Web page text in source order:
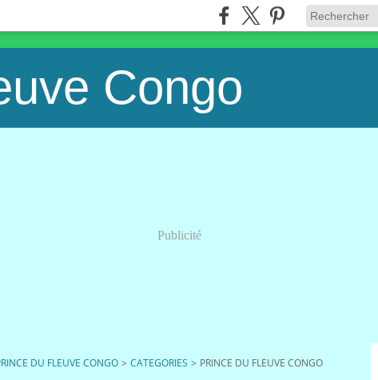
Congo
Publicité
DU FLEUVE CONGO > CATEGORIES > PRINCE DU FLEUVE CONGO